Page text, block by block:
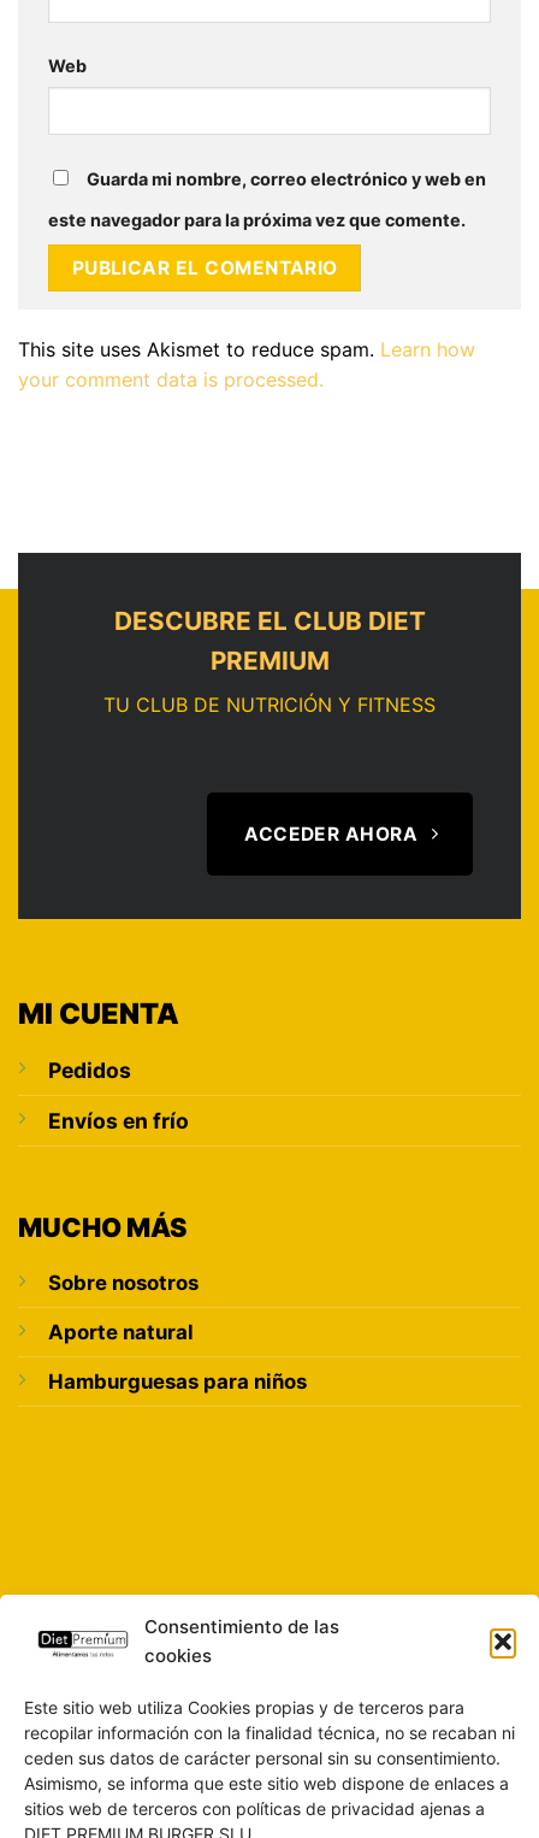
Consentimiento de las
cookies
Este sitio web utiliza Cookies propias y de terceros para
recopilar información con la finalidad técnica, no se recaban ni
ceden sus datos de carácter personal sin su consentimiento.
Asimismo, se informa que este sitio web dispone de enlaces a
sitios web de terceros con políticas de privacidad ajenas a
Web
Guarda mi nombre, correo electrónico y web en
este navegador para la próxima vez que comente.
This site uses Akismet to reduce spam. Learn how
your comment data is processed.
DESCUBRE EL CLUB DIET
PREMIUM
TU CLUB DE NUTRICIÓN Y FITNESS
ACCEDER AHORA
MI CUENTA
Pedidos
Envíos en frío
MUCHO MÁS
Sobre nosotros
Aporte natural
Hamburguesas para niños